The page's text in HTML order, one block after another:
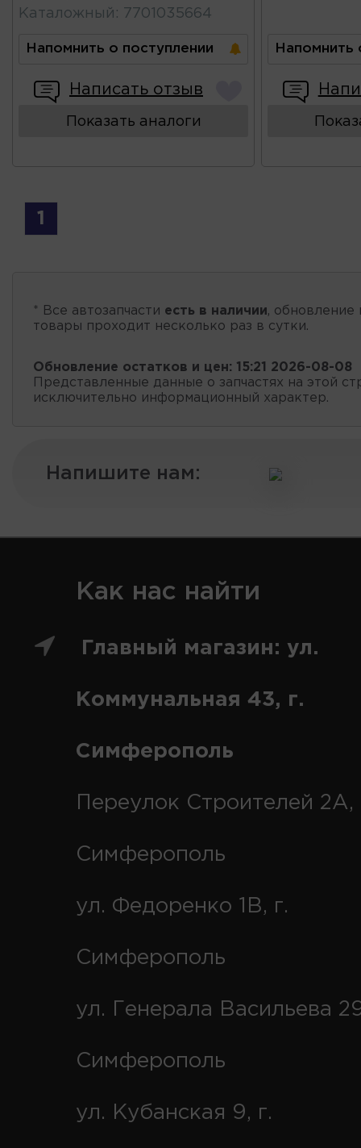
Каталожный : 7701035664
Напомнить о поступлении
Написать отзыв
Показать аналоги
Напомнить
1
* Все автозапчасти есть в наличии, обновление
товары проходит несколько раз в сутки.
Обновление остатков и цен: 15:21 2026-08-08
Представленные данные о запчастях на этой
исключительно информационный характер.
Напишите нам:
Как нас найти
Главный магазин: ул.
Коммунальная 43, г.
Симферополь
Переулок Строителей 2А,
Симферополь
ул. Федоренко 1В, г.
Симферополь
ул. Генерала Васильева
Симферополь
ул. Кубанская 9, г.